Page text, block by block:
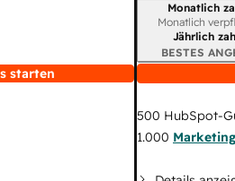
starten
Monatlich
Monatlich
Jährlich
BESTES
500 HubSpot-
1.000